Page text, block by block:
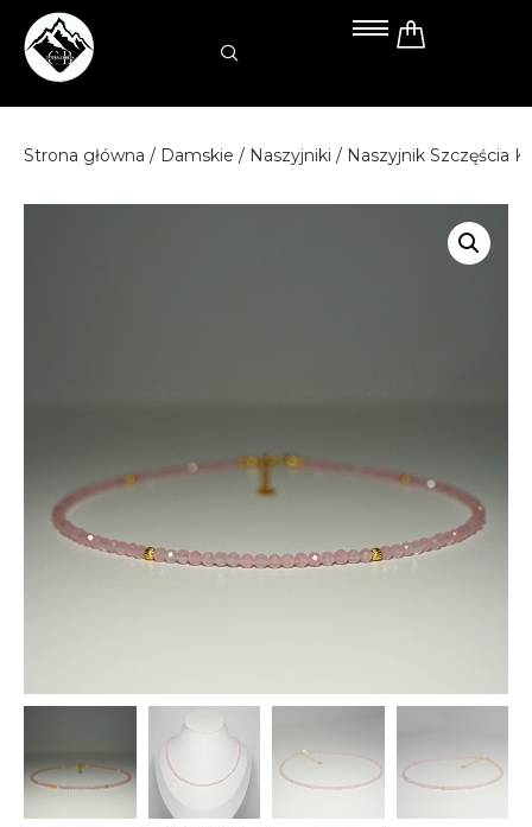
Przejdź
Strona główna / Damskie / Naszyjniki / Naszyjnik Szczęścia